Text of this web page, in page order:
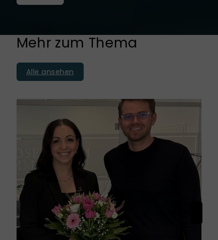
Mehr zum Thema
Alle ansehen